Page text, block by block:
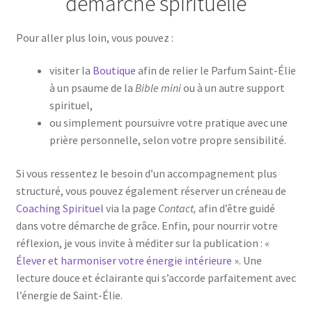
Pour aller plus loin, vous pouvez :
visiter la Boutique afin de relier le Parfum Saint-Élie
à un psaume de la Bible miniou à un autre support
spirituel,
ou simplement poursuivre votre pratique avec une
prière personnelle, selon votre propre sensibilité.
Si vous ressentez le besoin d’un accompagnement plus
structuré, vous pouvez également réserver un créneau de
Coaching Spirituel via la page Contact, afin d’être guidé
dans votre démarche de grâce. Enfin, pour nourrir votre
réflexion, je vous invite à méditer sur la publication : «
Élever et harmoniser votre énergie intérieure ». Une
lecture douce et éclairante qui s’accorde parfaitement avec
l’énergie de Saint-Élie.